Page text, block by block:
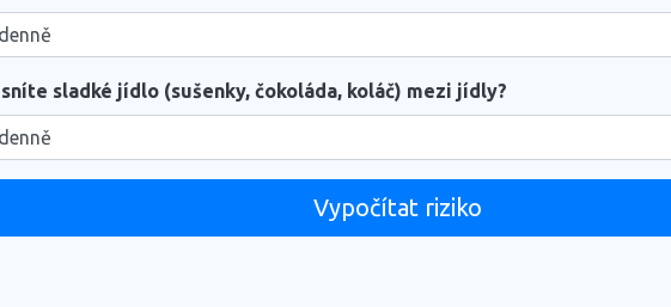
sladké jídlo (sušenky, čokoláda, koláč) mezi jídly?
Vypočítat riziko